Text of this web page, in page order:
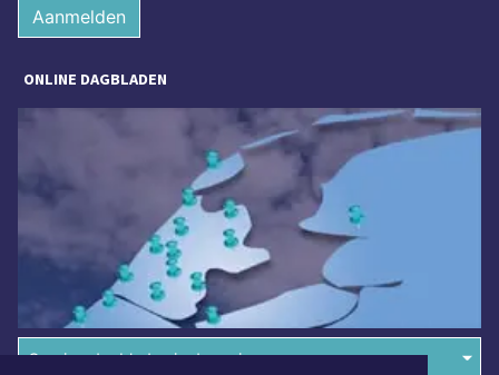
Aanmelden
ONLINE DAGBLADEN
Overige dagbladen in de regio